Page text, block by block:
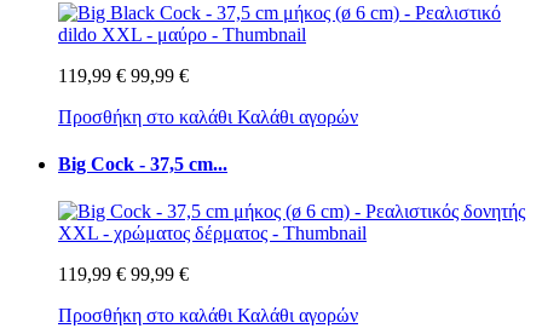
119,99 € 99,99 €
Προσθήκη στο καλάθι Καλάθι αγορών
Big Cock - 37,5 cm...
119,99 € 99,99 €
Προσθήκη στο καλάθι Καλάθι αγορών